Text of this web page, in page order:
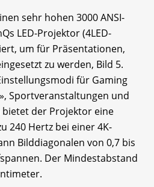
sehr hohen 3000 ANSI-
LED-Projektor (4LED-
um für Präsentationen,
zu werden, Bild 5.
für Gaming
Sportveranstaltungen und
der Projektor eine
240 Hertz bei einer 4K-
Bilddiagonalen von 0,7 bis
Der Mindestabstand